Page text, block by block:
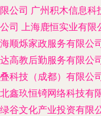
限公司 广州积木信息科
公司 上海鹿恒实业有限
海顺烁家政服务有限公
达高教后勤服务有限公
叠科技（成都）有限公
北鑫玖恒锜网络科技有
绿谷文化产业投资有限